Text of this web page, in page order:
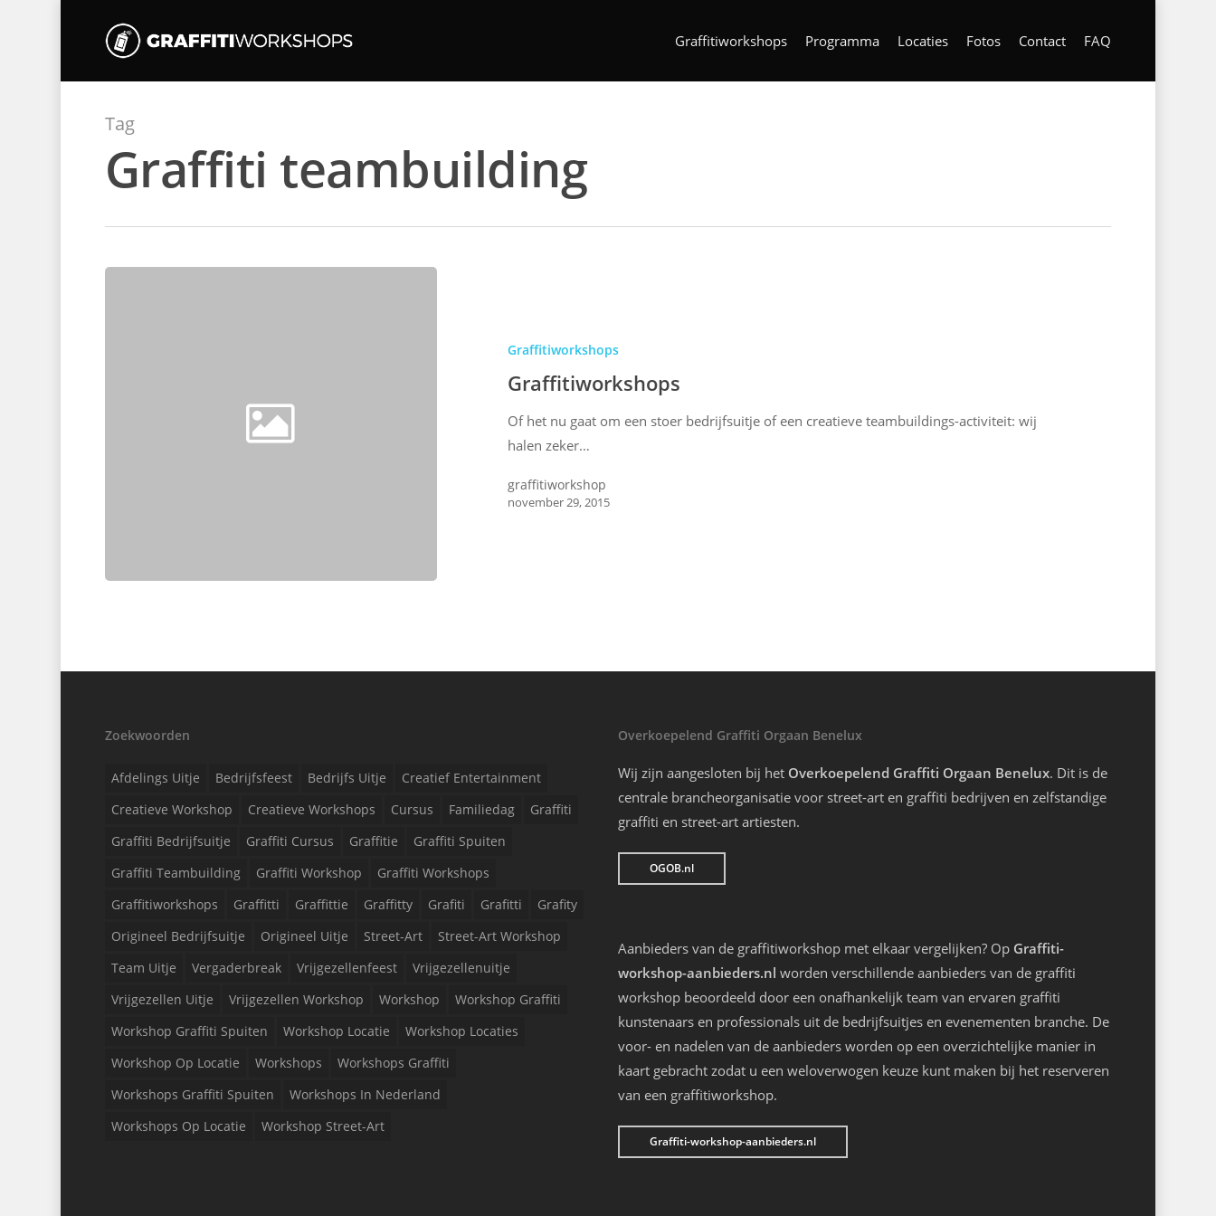
Graffitiworkshops Programma Locaties Fotos Contact FAQ
Tag
Graffiti teambuilding
Graffitiworkshops
Graffitiworkshops
Of het nu gaat om een stoer bedrijfsuitje of een creatieve teambuildings-activiteit: wij
halen zeker…
graffitiworkshop
november 29, 2015
Zoekwoorden
Afdelings Uitje Bedrijfsfeest Bedrijfs Uitje
Creatief Entertainment
Creatieve Workshop
Creatieve Workshops Cursus Familiedag
Graffiti
Graffiti Bedrijfsuitje
Graffiti Cursus Graffitie
Graffiti Spuiten
Graffiti Teambuilding
Graffiti Workshop
Graffiti Workshops
Graffitiworkshops
Graffitti Graffittie Graffitty Grafiti Grafitti
Grafity
Origineel Bedrijfsuitje
Origineel Uitje Street-Art
Street-Art Workshop
Team Uitje
Vergaderbreak Vrijgezellenfeest
Vrijgezellenuitje
Vrijgezellen Uitje
Vrijgezellen Workshop Workshop
Workshop Graffiti
Workshop Graffiti Spuiten
Workshop Locatie
Workshop Locaties
Workshop Op Locatie
Workshops
Workshops Graffiti
Workshops Graffiti Spuiten
Workshops In Nederland
Workshops Op Locatie
Workshop Street-Art
Overkoepelend Graffiti Orgaan Benelux
Wij zijn aangesloten bij het Overkoepelend Graffiti Orgaan Benelux. Dit is de
centrale brancheorganisatie voor street-art en graffiti bedrijven en zelfstandige
graffiti en street-art artiesten.
OGOB.nl
Aanbieders van de graffitiworkshop met elkaar vergelijken? Op Graffiti-
workshop-aanbieders.nl worden verschillende aanbieders van de graffiti
workshop beoordeeld door een onafhankelijk team van ervaren graffiti
kunstenaars en professionals uit de bedrijfsuitjes en evenementen branche. De
voor- en nadelen van de aanbieders worden op een overzichtelijke manier in
kaart gebracht zodat u een weloverwogen keuze kunt maken bij het reserveren
van een graffitiworkshop.
Graffiti-workshop-aanbieders.nl